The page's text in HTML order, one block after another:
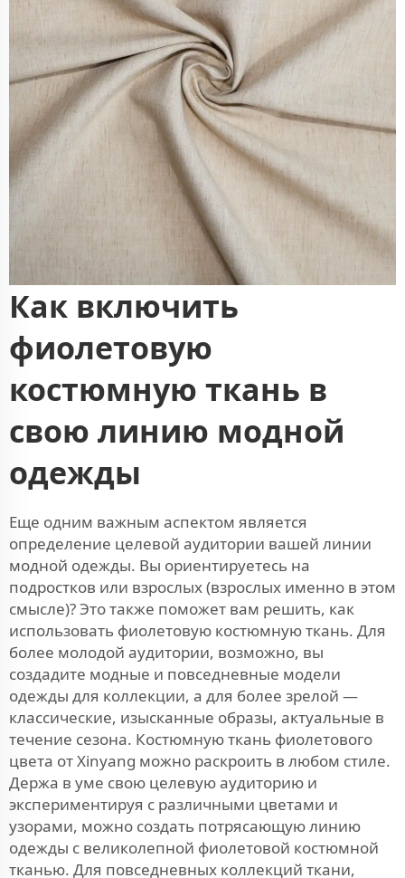
Как включить
фиолетовую
костюмную ткань в
свою линию модной
одежды
Еще одним важным аспектом является
определение целевой аудитории вашей линии
модной одежды. Вы ориентируетесь на
подростков или взрослых (взрослых именно в этом
смысле)? Это также поможет вам решить, как
использовать фиолетовую костюмную ткань. Для
более молодой аудитории, возможно, вы
создадите модные и повседневные модели
одежды для коллекции, а для более зрелой —
классические, изысканные образы, актуальные в
течение сезона. Костюмную ткань фиолетового
цвета от Xinyang можно раскроить в любом стиле.
Держа в уме свою целевую аудиторию и
экспериментируя с различными цветами и
узорами, можно создать потрясающую линию
одежды с великолепной фиолетовой костюмной
тканью. Для повседневных коллекций ткани,